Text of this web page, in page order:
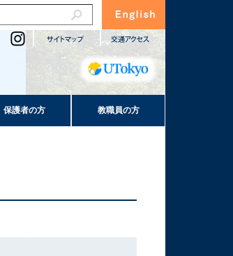
保護者の方 教職員の方